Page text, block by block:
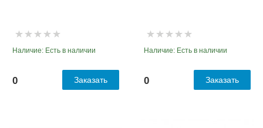
Наличие: Есть в наличии
0 Заказать
Наличие: Есть в наличии
0 Заказать